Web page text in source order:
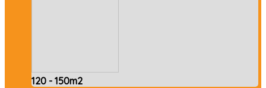
120 - 150m2